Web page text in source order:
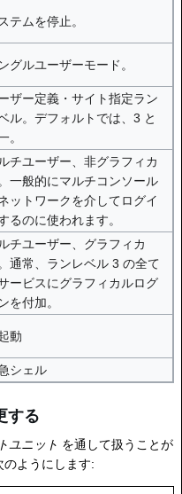
テムを停止。
グルユーザーモード。
ザー定義・サイト指定ラン
ル。デフォルトでは、3 と
。
チユーザー、非グラフィカ
一般的にマルチコンソール
ットワークを介してログイ
るのに使われます。
チユーザー、グラフィカ
通常、ランレベル 3 の全て
ービスにグラフィカルログ
を付加。
動
シェル
する
ユニット を通して扱うことが
ようにします: